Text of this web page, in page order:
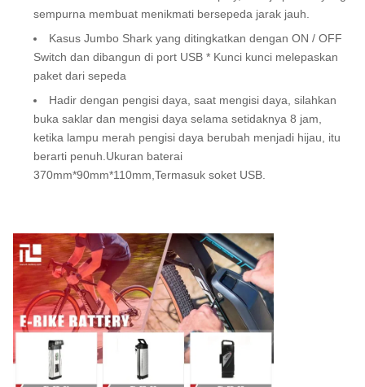
sempurna membuat menikmati bersepeda jarak jauh.
Kasus Jumbo Shark yang ditingkatkan dengan ON / OFF
Switch dan dibangun di port USB * Kunci kunci melepaskan
paket dari sepeda
Hadir dengan pengisi daya, saat mengisi daya, silahkan
buka saklar dan mengisi daya selama setidaknya 8 jam,
ketika lampu merah pengisi daya berubah menjadi hijau, itu
berarti penuh.Ukuran baterai
370mm*90mm*110mm,Termasuk soket USB.